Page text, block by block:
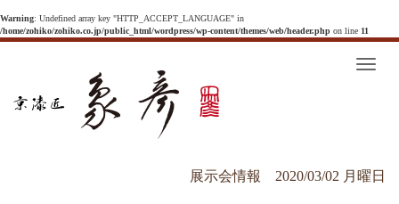
Warning: Undefined array key "HTTP_ACCEPT_LANGUAGE" in
/home/zohiko/zohiko.co.jp/public_html/wordpress/wp-content/themes/web/header.php on line 11
T
i
展示会情報 2020/03/02 月曜日